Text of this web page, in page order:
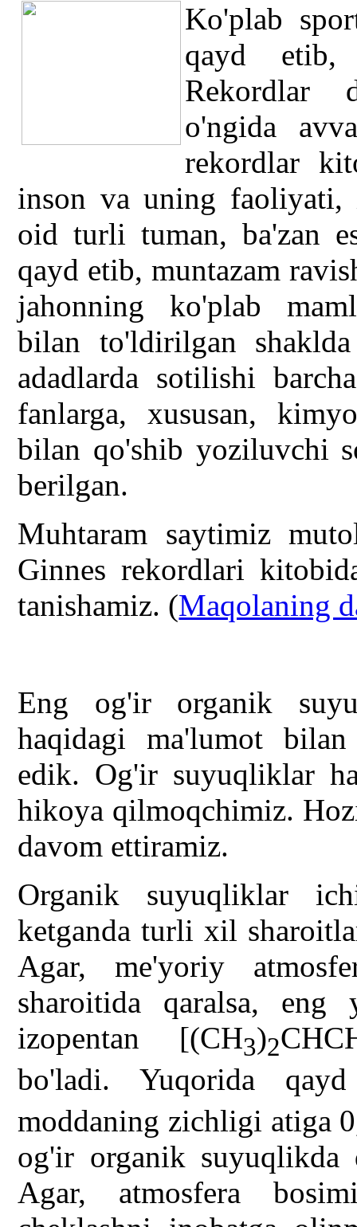
Ko'plab
qayd etib,
Rekordlar
o'ngida
rekordlar
inson va uning faoliyati,
oid turli tuman, ba'zan
qayd etib, muntazam
jahonning ko'plab
bilan to'ldirilgan
adadlarda sotilishi
fanlarga, xususan,
bilan qo'shib yoziluvchi
berilgan.
Muhtaram saytimiz
Ginnes rekordlari
tanishamiz. (Maqolaning
Eng og'ir organik
haqidagi ma'lumot
edik. Og'ir suyuqliklar
hikoya qilmoqchimiz.
davom ettiramiz.
Organik suyuqliklar
ketganda turli xil
Agar, me'yoriy
sharoitida qaralsa,
izopentan [(CH3)2
bo'ladi. Yuqorida
moddaning zichligi atiga
og'ir organik
Agar, atmosfera